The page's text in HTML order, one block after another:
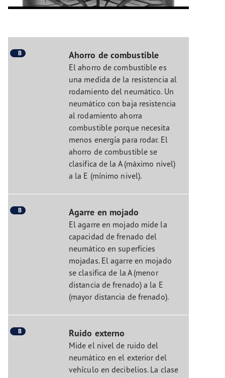
B Ahorro de combustible
El ahorro de combustible es
una medida de la resistencia al
rodamiento del neumático. Un
neumático con baja resistencia
al rodamiento ahorra
combustible porque necesita
menos energía para rodar. El
ahorro de combustible se
clasifica de la A (máximo nivel)
a la E (mínimo nivel).
B Agarre en mojado
El agarre en mojado mide la
capacidad de frenado del
neumático en superficies
mojadas. El agarre en mojado
se clasifica de la A (menor
distancia de frenado) a la E
(mayor distancia de frenado).
B Ruido externo
Mide el nivel de ruido del
neumático en el exterior del
vehículo en decibelios. La clase